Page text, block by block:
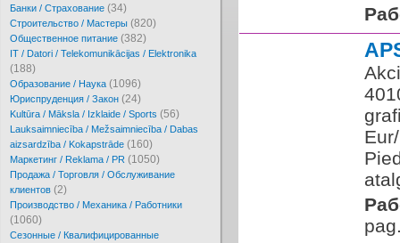
Банки / Страхование (34)
Cтроительство / Мастеры (820)
Oбщественное питание (382)
IT / Datori / Telekomunikācijas / Elektronika
(188)
Образование / Наука (1096)
Юриспруденция / Закон (24)
Kultūra / Māksla / Izklaide / Sports (56)
Lauksaimniecība / Mežsaimniecība / Dabas
aizsardzība / Kokapstrāde (160)
Маркетинг / Reklama / PR (1050)
Продажа / Торговля / Обслуживание
клиентов (2)
Производство / Механика / Работники
(1060)
Сезонные / Квалифицированные